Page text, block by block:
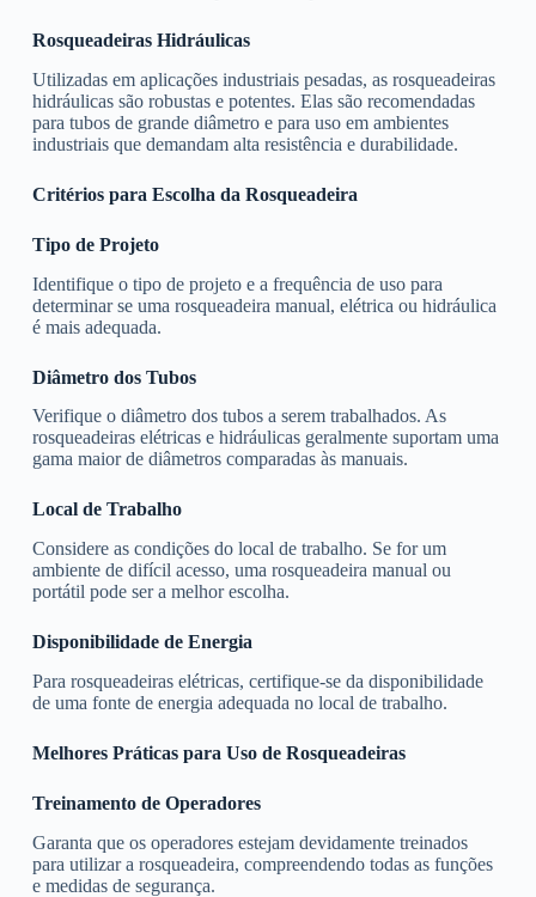
Rosqueadeiras Hidráulicas
Utilizadas em aplicações industriais pesadas, as rosqueadeiras
hidráulicas são robustas e potentes. Elas são recomendadas
para tubos de grande diâmetro e para uso em ambientes
industriais que demandam alta resistência e durabilidade.
Critérios para Escolha da Rosqueadeira
Tipo de Projeto
Identifique o tipo de projeto e a frequência de uso para
determinar se uma rosqueadeira manual, elétrica ou hidráulica
é mais adequada.
Diâmetro dos Tubos
Verifique o diâmetro dos tubos a serem trabalhados. As
rosqueadeiras elétricas e hidráulicas geralmente suportam uma
gama maior de diâmetros comparadas às manuais.
Local de Trabalho
Considere as condições do local de trabalho. Se for um
ambiente de difícil acesso, uma rosqueadeira manual ou
portátil pode ser a melhor escolha.
Disponibilidade de Energia
Para rosqueadeiras elétricas, certifique-se da disponibilidade
de uma fonte de energia adequada no local de trabalho.
Melhores Práticas para Uso de Rosqueadeiras
Treinamento de Operadores
Garanta que os operadores estejam devidamente treinados
para utilizar a rosqueadeira, compreendendo todas as funções
e medidas de segurança.